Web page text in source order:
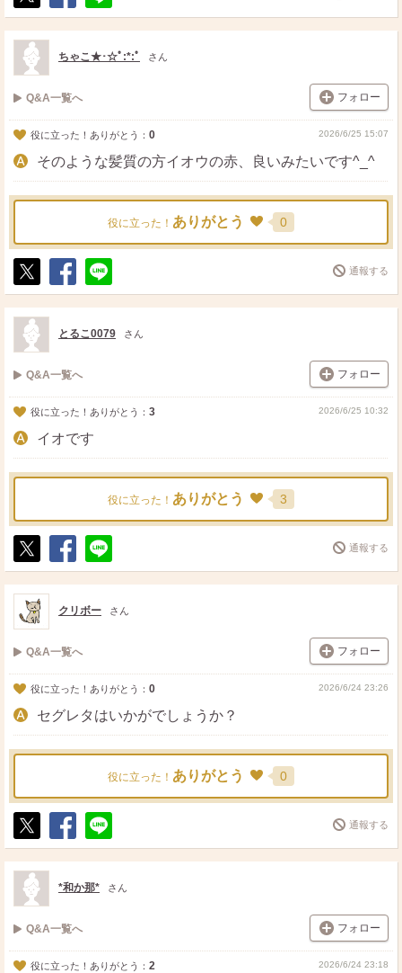
ポ
ス
ト
シ
ェ
送
る
ちゃこ★･☆ﾟ:*:ﾟ さん
Q&A一覧へ フォロー
役に立った！ありがとう： 0 2026/6/25 15:07
そのような髪質の方イオウの赤、良いみたいです^_^
役に立った！ ありがとう 0
ポ
ス
ト
シ
ェ
送
る
通報する
とるこ0079 さん
Q&A一覧へ フォロー
役に立った！ありがとう： 3 2026/6/25 10:32
イオです
役に立った！ ありがとう 3
ポ
ス
ト
シ
ェ
送
る
通報する
クリボー さん
Q&A一覧へ フォロー
役に立った！ありがとう： 0 2026/6/24 23:26
セグレタはいかがでしょうか？
役に立った！ ありがとう 0
ポ
ス
ト
シ
ェ
送
る
通報する
*和か那* さん
Q&A一覧へ フォロー
役に立った！ありがとう： 2 2026/6/24 23:18